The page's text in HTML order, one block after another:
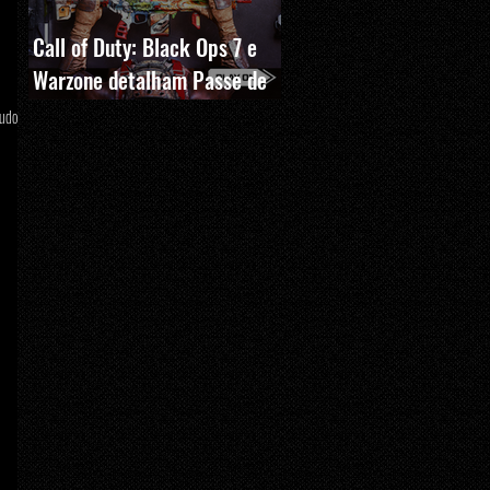
Call of Duty: Black Ops 7 e
Warzone detalham Passe de
Batalha, BlackCell e novas
recompensas da Temporada 5